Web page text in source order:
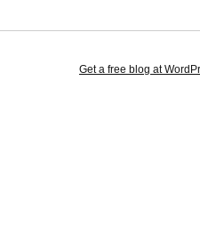
Get a free blog at